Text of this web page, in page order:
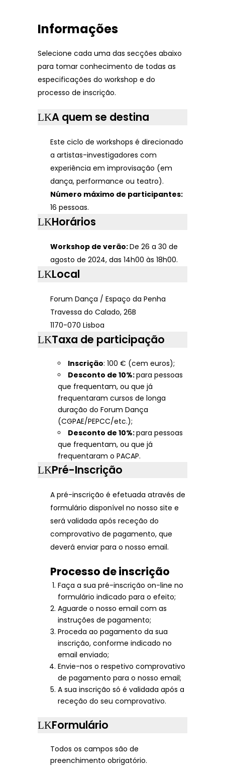
Informações
Selecione cada uma das secções abaixo
para tomar conhecimento de todas as
especificações do workshop e do
processo de inscrição.
A quem se destina
Este ciclo de workshops é direcionado
a artistas-investigadores com
experiência em improvisação (em
dança, performance ou teatro).
Número máximo de participantes:
16 pessoas.
Horários
Workshop de verão:De 26 a 30 de
agosto de 2024, das 14h00 às 18h00.
Local
Forum Dança / Espaço da Penha
Travessa do Calado, 26B
1170-070 Lisboa
Taxa de participação
Inscrição: 100 € (cem euros);
Desconto de 10%:para pessoas
que frequentam, ou que já
frequentaram cursos de longa
duração do Forum Dança
(CGPAE/PEPCC/etc.);
Desconto de 10%:para pessoas
que frequentam, ou que já
frequentaram o PACAP.
Pré-Inscrição
A pré-inscrição é efetuada através de
formulário disponível no nosso site e
será validada após receção do
comprovativo de pagamento, que
deverá enviar para o nosso email.
Processo de inscrição
Faça a sua pré-inscrição on-line no
formulário indicado para o efeito;
Aguarde o nosso email com as
instruções de pagamento;
Proceda ao pagamento da sua
inscrição, conforme indicado no
email enviado;
Envie-nos o respetivo comprovativo
de pagamento para o nosso email;
A sua inscrição só é validada após a
receção do seu comprovativo.
Formulário
Todos os campos são de
preenchimento obrigatório.